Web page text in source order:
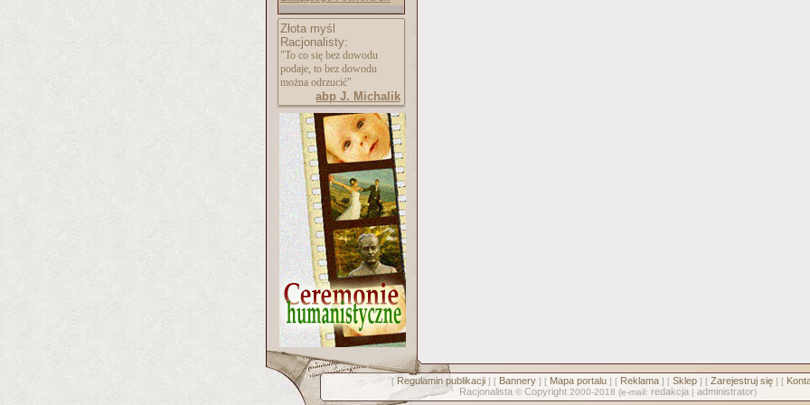
Złota myśl
Racjonalisty:
"To co się bez dowodu
podaje, to bez dowodu
można odrzucić"
abp J. Michalik
[ Regulamin publikacji] [ Bannery] [ Mapa portalu] [ Reklama] [ Sklep] [ Zarejestruj się] [
Racjonalista © Copyright 2000-2018 (e-mail: redakcja | administrator)